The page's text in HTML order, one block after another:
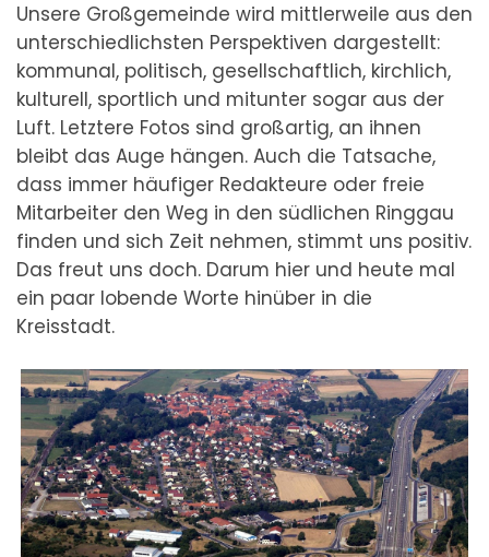
Unsere Großgemeinde wird mittlerweile aus den
unterschiedlichsten Perspektiven dargestellt:
kommunal, politisch, gesellschaftlich, kirchlich,
kulturell, sportlich und mitunter sogar aus der
Luft. Letztere Fotos sind großartig, an ihnen
bleibt das Auge hängen. Auch die Tatsache,
dass immer häufiger Redakteure oder freie
Mitarbeiter den Weg in den südlichen Ringgau
finden und sich Zeit nehmen, stimmt uns positiv.
Das freut uns doch. Darum hier und heute mal
ein paar lobende Worte hinüber in die
Kreisstadt.